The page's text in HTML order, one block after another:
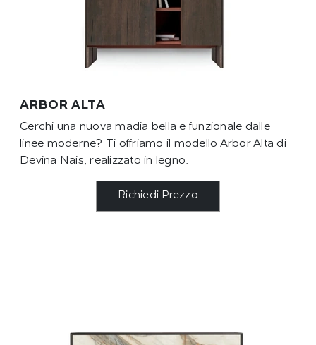
ARBOR ALTA
Cerchi una nuova madia bella e funzionale dalle
linee moderne? Ti offriamo il modello Arbor Alta di
Devina Nais, realizzato in legno.
Richiedi Prezzo